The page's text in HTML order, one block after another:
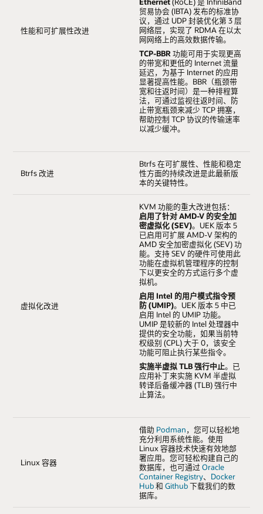
性能和可扩展性改进
贸易协会 (IBTA) 发布的标准协
议，通过 UDP 封装优化第 3 层
网络层，实现了 RDMA 在以太
网网络上的高效数据传输。
TCP-BBR 功能可用于实现更高
的带宽和更低的 Internet 流量
延迟，为基于 Internet 的应用
显著提高性能。BBR（瓶颈带
宽和往返时间）是一种排程算
法，可通过监视往返时间、防
止带宽瓶颈来减少 TCP 拥塞，
帮助控制 TCP 协议的传输速率
以减少缓冲。
Btrfs 改进
Btrfs 在可扩展性、性能和稳定
性方面的持续改进是此最新版
本的关键特性。
虚拟化改进
KVM 功能的重大改进包括：
启用了针对 AMD-V 的安全加
密虚拟化 (SEV)。UEK 版本 5
已启用可扩展 AMD-V 架构的
AMD 安全加密虚拟化 (SEV) 功
能。支持 SEV 的硬件可使用此
功能在虚拟机管理程序的控制
下以更安全的方式运行多个虚
拟机。
启用 Intel 的用户模式指令预
防 (UMIP)。UEK 版本 5 中已
启用 Intel 的 UMIP 功能。
UMIP 是较新的 Intel 处理器中
提供的安全功能，如果当前特
权级别 (CPL) 大于 0，该安全
功能可阻止执行某些指令。
实施半虚拟 TLB 强行中止。已
应用补丁来实施 KVM 半虚拟
转译后备缓冲器 (TLB) 强行中
止算法。
Linux 容器
借助 Podman，您可以轻松地
充分利用系统性能。使用
Linux 容器技术快速有效地部
署应用。您可轻松构建自己的
数据库，也可通过 Oracle
Container Registry、 Docker
Hub和 Github下载我们的数
据库。